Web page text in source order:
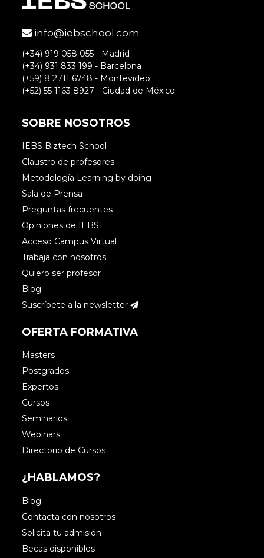
info@iebschool.com
(+34) 919 058 055 - Madrid
(+34) 931 833 199 - Barcelona
(+59) 8 2711 6748 - Montevideo
(+52) 55 1163 8927 - Ciudad de México
SOBRE NOSOTROS
IEBS Biztech School
Claustro de profesores
Metodología Learning by doing
Sala de Prensa
Preguntas frecuentes
Opiniones de IEBS
Acceso Campus Virtual
Trabaja con nosotros
Quiero ser profesor
Blog
Suscríbete a la newsletter
OFERTA FORMATIVA
Masters
Postgrados
Expertos
Cursos
Seminarios
Webinars
Directorio de Cursos
¿HABLAMOS?
Blog
Contacta con nosotros
Solicita tu admisión
Becas disponibles